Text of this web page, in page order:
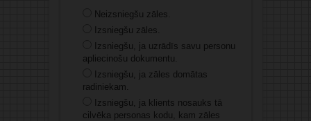
Neizsniegšu zāles.
Izsniegšu zāles.
Izsniegšu, ja uzrādīs savu personu
apliecinošu dokumentu.
Izsniegšu, ja zāles domātas
radiniekam.
Izsniegšu, ja klients nosauks tā
cilvēka personas kodu, kam zāles